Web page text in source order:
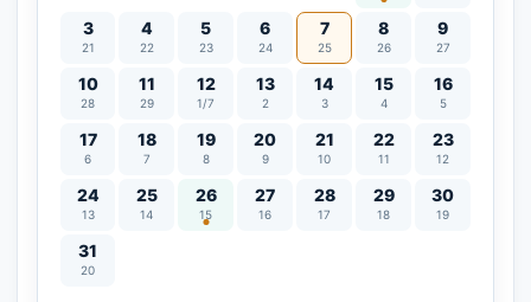
3
21
4
22
5
23
6
24
7
25
8
26
9
27
10
28
11
29
12
1/7
13
2
14
3
15
4
16
5
17
6
18
7
19
8
20
9
21
10
22
11
23
12
24
13
25
14
26
15
Lễ Vu Lan 27
16
28
17
29
18
30
19
31
20